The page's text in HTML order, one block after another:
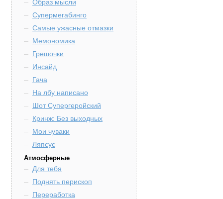
Образ мысли
Супермегабинго
Самые ужасные отмазки
Мемономика
Грешочки
Инсайд
Гача
На лбу написано
Шот Супергеройский
Кринж: Без выходных
Мои чуваки
Ляпсус
Атмосферные
Для тебя
Поднять перископ
Переработка